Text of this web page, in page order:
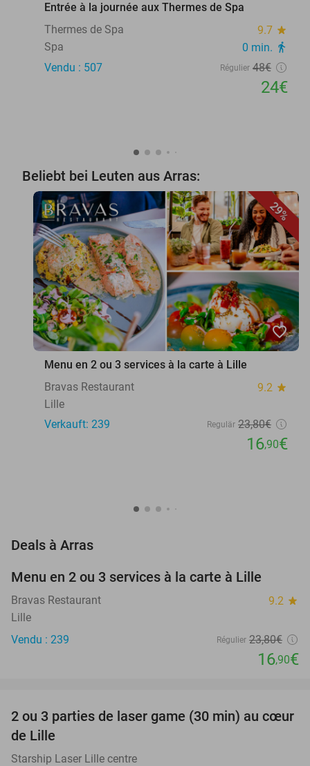
Entrée à la journée aux Thermes de Spa
Thermes de Spa
9.7 star
Spa 0 min. directions_walk
Vendu : 507 Régulier 48€
24€
Beliebt bei Leuten aus Arras:
29%
favorite_border
Menu en 2 ou 3 services à la carte à Lille
Bravas Restaurant
9.2 star
Lille
Verkauft: 239
Regulär 23,80€
16,90€
Deals à Arras
Menu en 2 ou 3 services à la carte à Lille
Bravas Restaurant 9.2 star
Lille
Vendu : 239
Régulier 23,80€
16,90€
45%
2 ou 3 parties de laser game (30 min) au cœur
de Lille
Starship Laser Lille centre